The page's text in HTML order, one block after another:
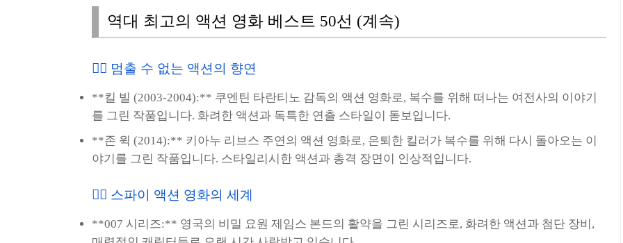
역대 최고의 액션 영화 베스트 50선 (계속)
🏃‍♀️ 멈출 수 없는 액션의 향연
**킬 빌 (2003-2004):** 쿠엔틴 타란티노 감독의 액션 영화로, 복수를 위해 떠나는 여전사의 이야기
를 그린 작품입니다. 화려한 액션과 독특한 연출 스타일이 돋보입니다.
**존 윅 (2014):** 키아누 리브스 주연의 액션 영화로, 은퇴한 킬러가 복수를 위해 다시 돌아오는 이
야기를 그린 작품입니다. 스타일리시한 액션과 총격 장면이 인상적입니다.
🕵️‍♀️ 스파이 액션 영화의 세계
**007 시리즈:** 영국의 비밀 요원 제임스 본드의 활약을 그린 시리즈로, 화려한 액션과 첨단 장비,